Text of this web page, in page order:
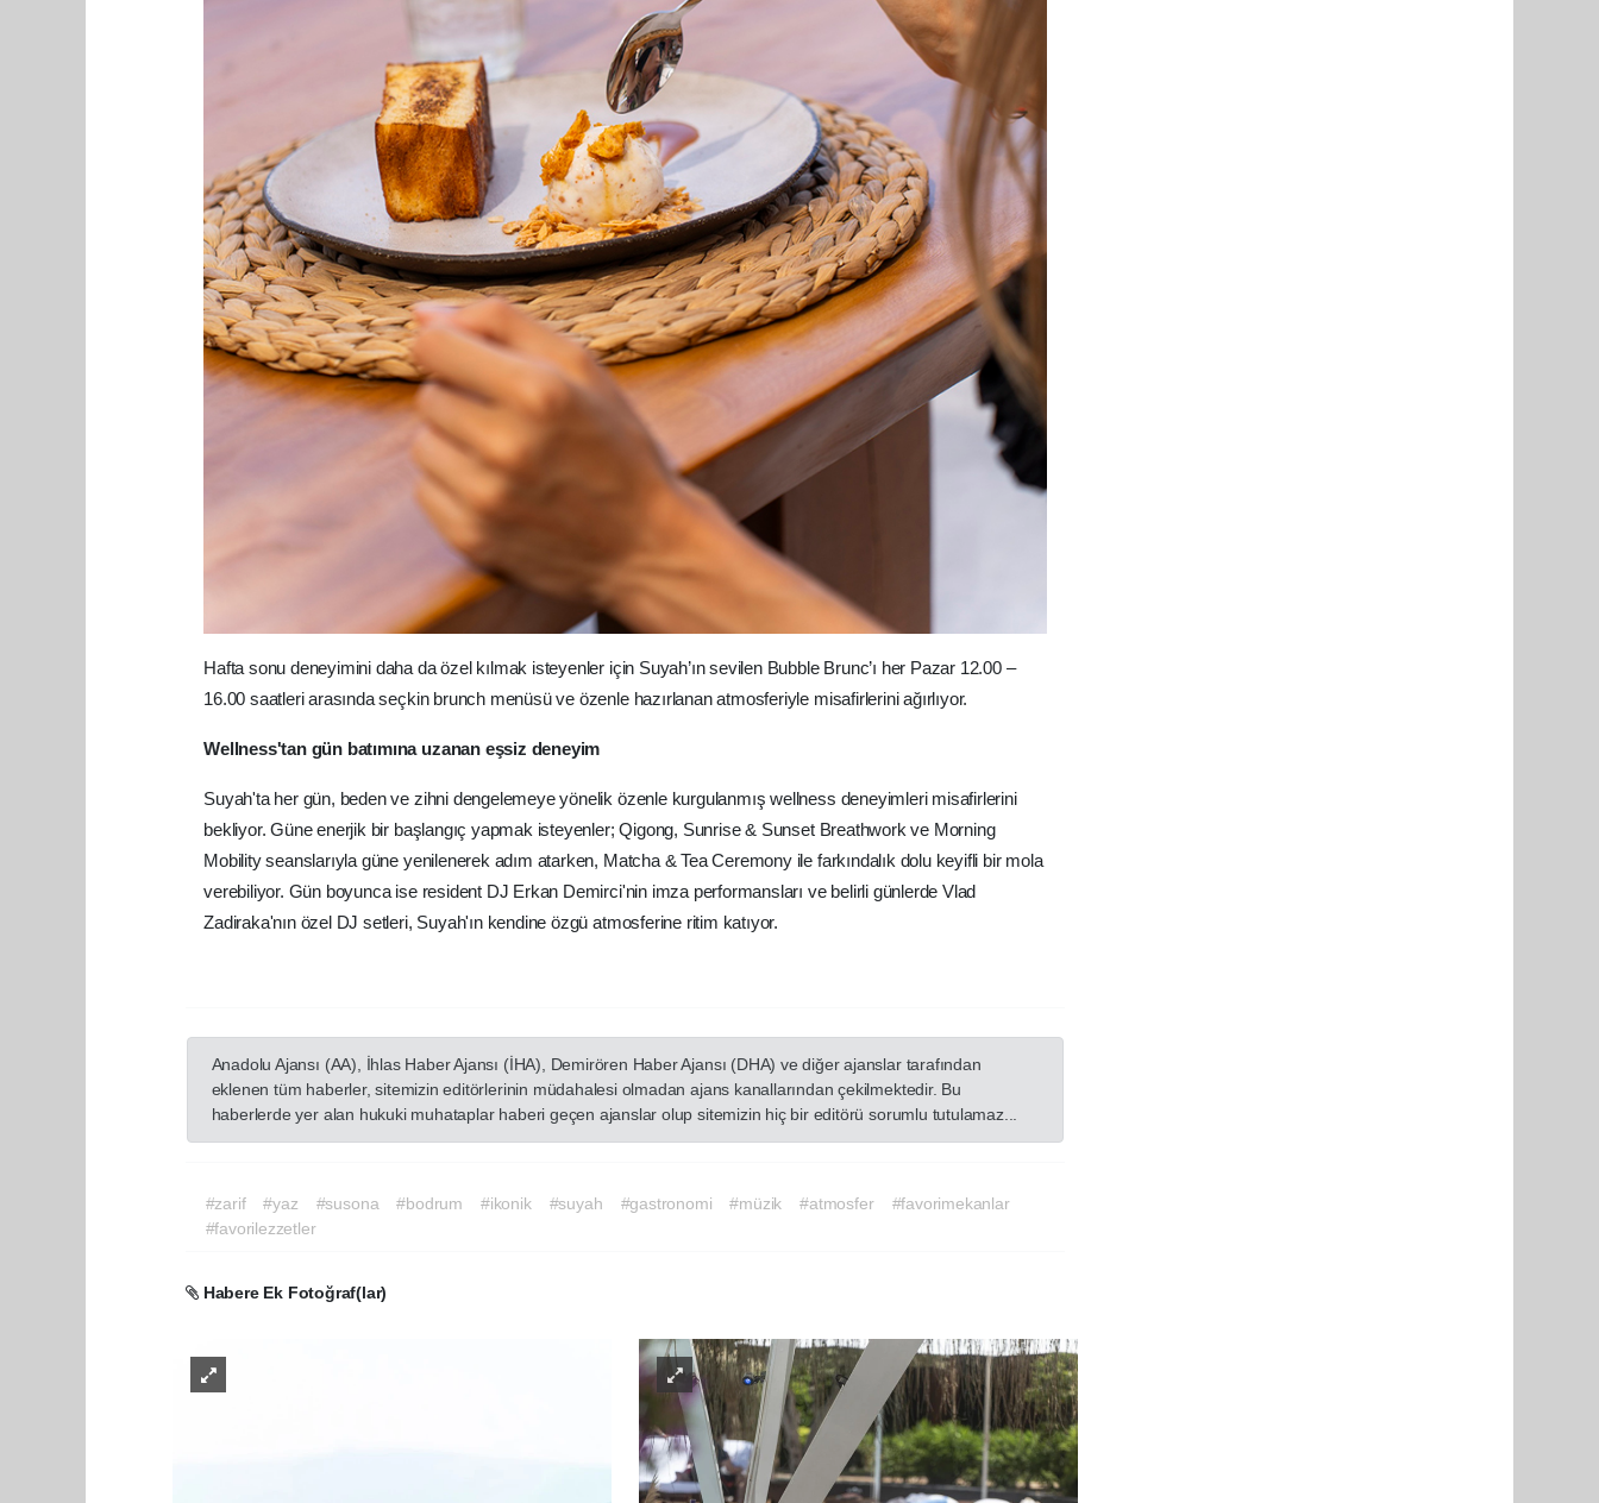
Hafta sonu deneyimini daha da özel kılmak isteyenler için Suyah’ın sevilen Bubble Brunc’ı her Pazar 12.00 –
16.00 saatleri arasında seçkin brunch menüsü ve özenle hazırlanan atmosferiyle misafirlerini ağırlıyor.
Wellness'tan gün batımına uzanan eşsiz deneyim
Suyah'ta her gün, beden ve zihni dengelemeye yönelik özenle kurgulanmış wellness deneyimleri misafirlerini
bekliyor. Güne enerjik bir başlangıç yapmak isteyenler; Qigong, Sunrise & Sunset Breathwork ve Morning
Mobility seanslarıyla güne yenilenerek adım atarken, Matcha & Tea Ceremony ile farkındalık dolu keyifli bir mola
verebiliyor. Gün boyunca ise resident DJ Erkan Demirci'nin imza performansları ve belirli günlerde Vlad
Zadiraka'nın özel DJ setleri, Suyah'ın kendine özgü atmosferine ritim katıyor.
Anadolu Ajansı (AA), İhlas Haber Ajansı (İHA), Demirören Haber Ajansı (DHA) ve diğer ajanslar tarafından
eklenen tüm haberler, sitemizin editörlerinin müdahalesi olmadan ajans kanallarından çekilmektedir. Bu
haberlerde yer alan hukuki muhataplar haberi geçen ajanslar olup sitemizin hiç bir editörü sorumlu tutulamaz...
#zarif #yaz #susona #bodrum #ikonik #suyah #gastronomi #müzik #atmosfer
#favorimekanlar
#favorilezzetler
Habere Ek Fotoğraf(lar)